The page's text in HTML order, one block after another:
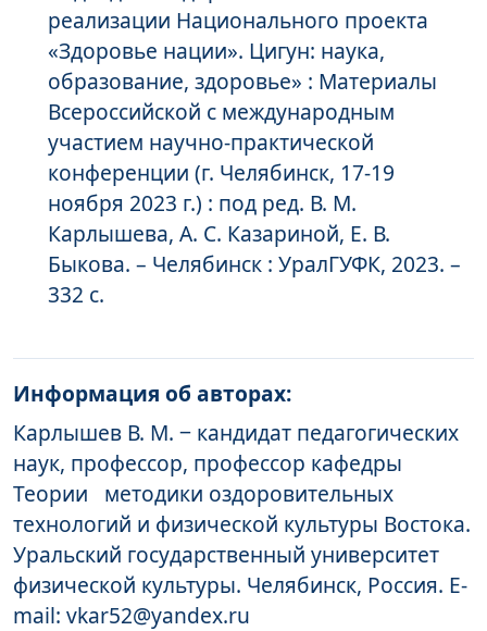
реализации Национального проекта
«Здоровье нации». Цигун: наука,
образование, здоровье» : Материалы
Всероссийской с международным
участием научно-практической
конференции (г. Челябинск, 17-19
ноября 2023 г.) : под ред. В. М.
Карлышева, А. С. Казариной, Е. В.
Быкова. – Челябинск : УралГУФК, 2023. –
332 с.
Информация об авторах:
Карлышев В. М. ‒ кандидат педагогических
наук, профессор, профессор кафедры
Теории методики оздоровительных
технологий и физической культуры Востока.
Уральский государственный университет
физической культуры. Челябинск, Россия. E-
mail: vkar52@yandex.ru